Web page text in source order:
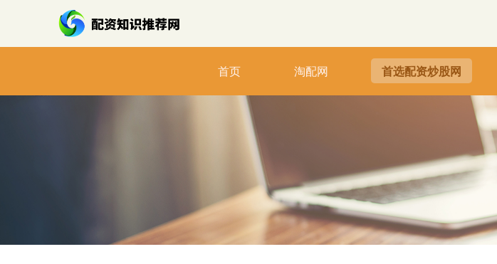
首页 淘配网 首选配资炒股网